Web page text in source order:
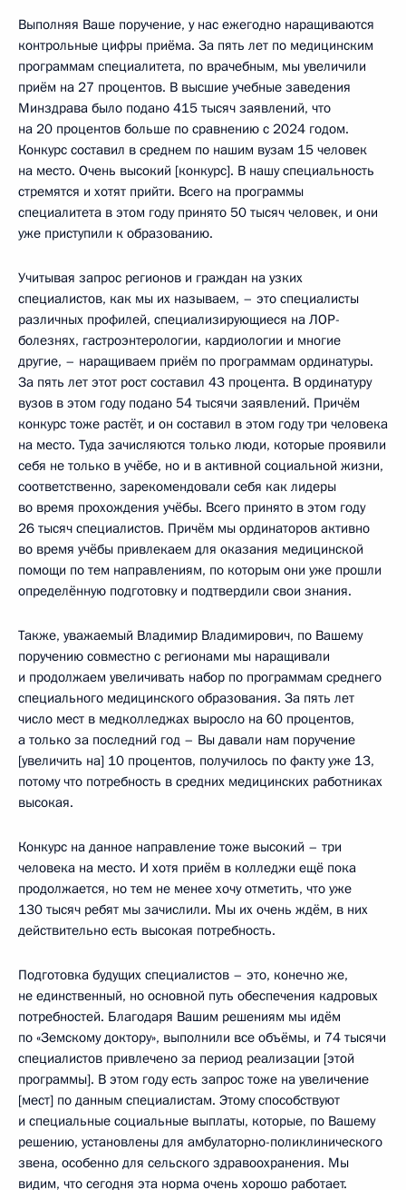
Выполняя Ваше поручение, у нас ежегодно наращиваются
контрольные цифры приёма. За пять лет по медицинским
программам специалитета, по врачебным, мы увеличили
приём на 27 процентов. В высшие учебные заведения
Минздрава было подано 415 тысяч заявлений, что
на 20 процентов больше по сравнению с 2024 годом.
Конкурс составил в среднем по нашим вузам 15 человек
на место. Очень высокий [конкурс]. В нашу специальность
стремятся и хотят прийти. Всего на программы
специалитета в этом году принято 50 тысяч человек, и они
уже приступили к образованию.
Учитывая запрос регионов и граждан на узких
специалистов, как мы их называем, – это специалисты
различных профилей, специализирующиеся на ЛОР-
болезнях, гастроэнтерологии, кардиологии и многие
другие, – наращиваем приём по программам ординатуры.
За пять лет этот рост составил 43 процента. В ординатуру
вузов в этом году подано 54 тысячи заявлений. Причём
конкурс тоже растёт, и он составил в этом году три человека
на место. Туда зачисляются только люди, которые проявили
себя не только в учёбе, но и в активной социальной жизни,
соответственно, зарекомендовали себя как лидеры
во время прохождения учёбы. Всего принято в этом году
26 тысяч специалистов. Причём мы ординаторов активно
во время учёбы привлекаем для оказания медицинской
помощи по тем направлениям, по которым они уже прошли
определённую подготовку и подтвердили свои знания.
Также, уважаемый Владимир Владимирович, по Вашему
поручению совместно с регионами мы наращивали
и продолжаем увеличивать набор по программам среднего
специального медицинского образования. За пять лет
число мест в медколледжах выросло на 60 процентов,
а только за последний год – Вы давали нам поручение
[увеличить на] 10 процентов, получилось по факту уже 13,
потому что потребность в средних медицинских работниках
высокая.
Конкурс на данное направление тоже высокий – три
человека на место. И хотя приём в колледжи ещё пока
продолжается, но тем не менее хочу отметить, что уже
130 тысяч ребят мы зачислили. Мы их очень ждём, в них
действительно есть высокая потребность.
Подготовка будущих специалистов – это, конечно же,
не единственный, но основной путь обеспечения кадровых
потребностей. Благодаря Вашим решениям мы идём
по «Земскому доктору», выполнили все объёмы, и 74 тысячи
специалистов привлечено за период реализации [этой
программы]. В этом году есть запрос тоже на увеличение
[мест] по данным специалистам. Этому способствуют
и специальные социальные выплаты, которые, по Вашему
решению, установлены для амбулаторно-поликлинического
звена, особенно для сельского здравоохранения. Мы
видим, что сегодня эта норма очень хорошо работает.